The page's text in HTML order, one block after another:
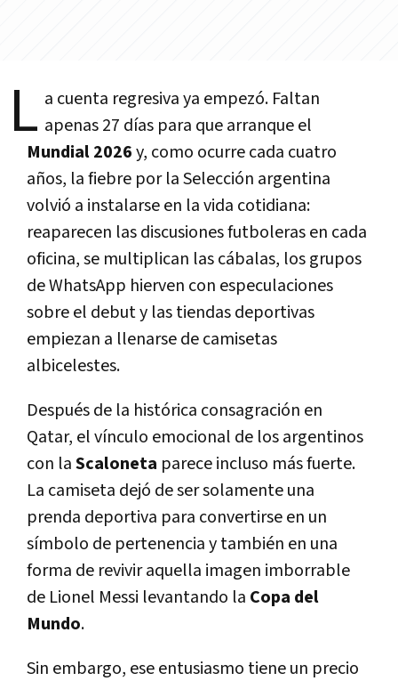
L a cuenta regresiva ya empezó. Faltan
apenas 27 días para que arranque el
Mundial 2026y, como ocurre cada cuatro
años, la fiebre por la Selección argentina
volvió a instalarse en la vida cotidiana:
reaparecen las discusiones futboleras en cada
oficina, se multiplican las cábalas, los grupos
de WhatsApp hierven con especulaciones
sobre el debut y las tiendas deportivas
empiezan a llenarse de camisetas
albicelestes.
Después de la histórica consagración en
Qatar, el vínculo emocional de los argentinos
con laScaloneta parece incluso más fuerte.
La camiseta dejó de ser solamente una
prenda deportiva para convertirse en un
símbolo de pertenencia y también en una
forma de revivir aquella imagen imborrable
de Lionel Messi levantando la Copa del
Mundo.
Sin embargo, ese entusiasmo tiene un precio